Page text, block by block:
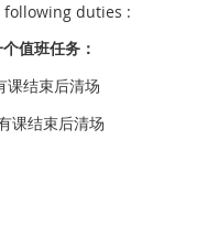
following duties :
个值班任务 ：
课结束后清场
课结束后清场